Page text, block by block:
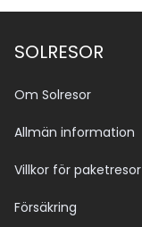
SOLRESOR
Om Solresor
Allmän information
Villkor för paketresor
Försäkring